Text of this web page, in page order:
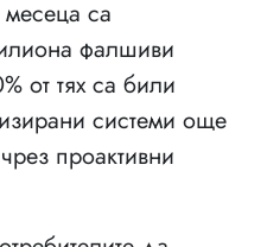
са
фалшиви
от тях са били
системи още
проактивни